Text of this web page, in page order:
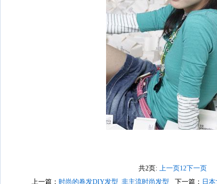
共2页: 上一页12下一页
上一篇： 时尚的卷发DIY发型_非主流时尚发型 下一篇： 日